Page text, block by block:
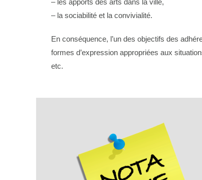
– les apports des arts dans la ville,
– la sociabilité et la convivialité.
En conséquence, l’un des objectifs des
formes d’expression appropriées aux
etc.